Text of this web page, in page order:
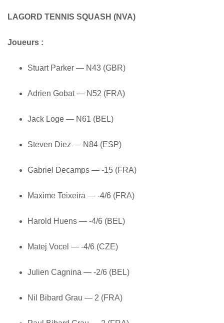
LAGORD TENNIS SQUASH (NVA)
Joueurs :
Stuart Parker — N43 (GBR)
Adrien Gobat — N52 (FRA)
Jack Loge — N61 (BEL)
Steven Diez — N84 (ESP)
Gabriel Decamps — -15 (FRA)
Maxime Teixeira — -4/6 (FRA)
Harold Huens — -4/6 (BEL)
Matej Vocel — -4/6 (CZE)
Julien Cagnina — -2/6 (BEL)
Nil Bibard Grau — 2 (FRA)